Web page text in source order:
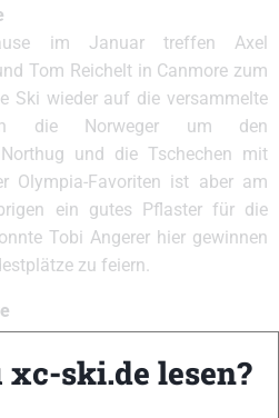
im Januar treffen Axel
Tom Reichelt in Canmore zum
Ski wieder auf die versammelte
die Norweger um den
und die Tschechen mit
Olympia-Favoriten ist aber am
ein gutes Pflaster für die
Tobi Angerer hier gewinnen
zu feiern.
Stehle, Claudia Nystad, Katrin
Fesselski.de lesen?